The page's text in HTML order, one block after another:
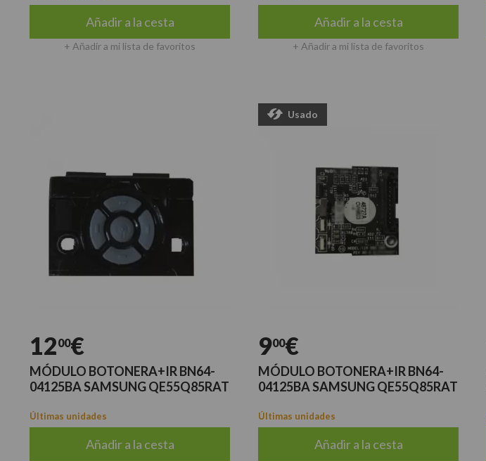
Añadir a la cesta
+ Añadir a mi lista de favoritos
Añadir a la cesta
+ Añadir a mi lista de favoritos
1200€
MÓDULO BOTONERA+IR BN64-
04125BA SAMSUNG QE55Q85RAT
Últimas unidades
Añadir a la cesta
Usado
900€
MÓDULO BOTONERA+IR BN64-
04125BA SAMSUNG QE55Q85RAT
Últimas unidades
Añadir a la cesta